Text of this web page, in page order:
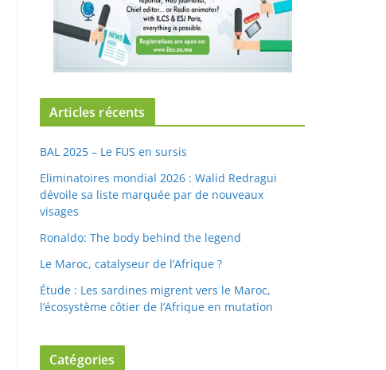
Articles récents
BAL 2025 – Le FUS en sursis
Eliminatoires mondial 2026 : Walid Redragui
dévoile sa liste marquée par de nouveaux
visages
Ronaldo: The body behind the legend
Le Maroc, catalyseur de l’Afrique ?
Étude : Les sardines migrent vers le Maroc,
l’écosystème côtier de l’Afrique en mutation
Catégories